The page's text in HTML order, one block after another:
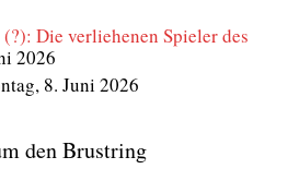
Die verliehenen Spieler des
2026
8. Juni 2026
den Brustring